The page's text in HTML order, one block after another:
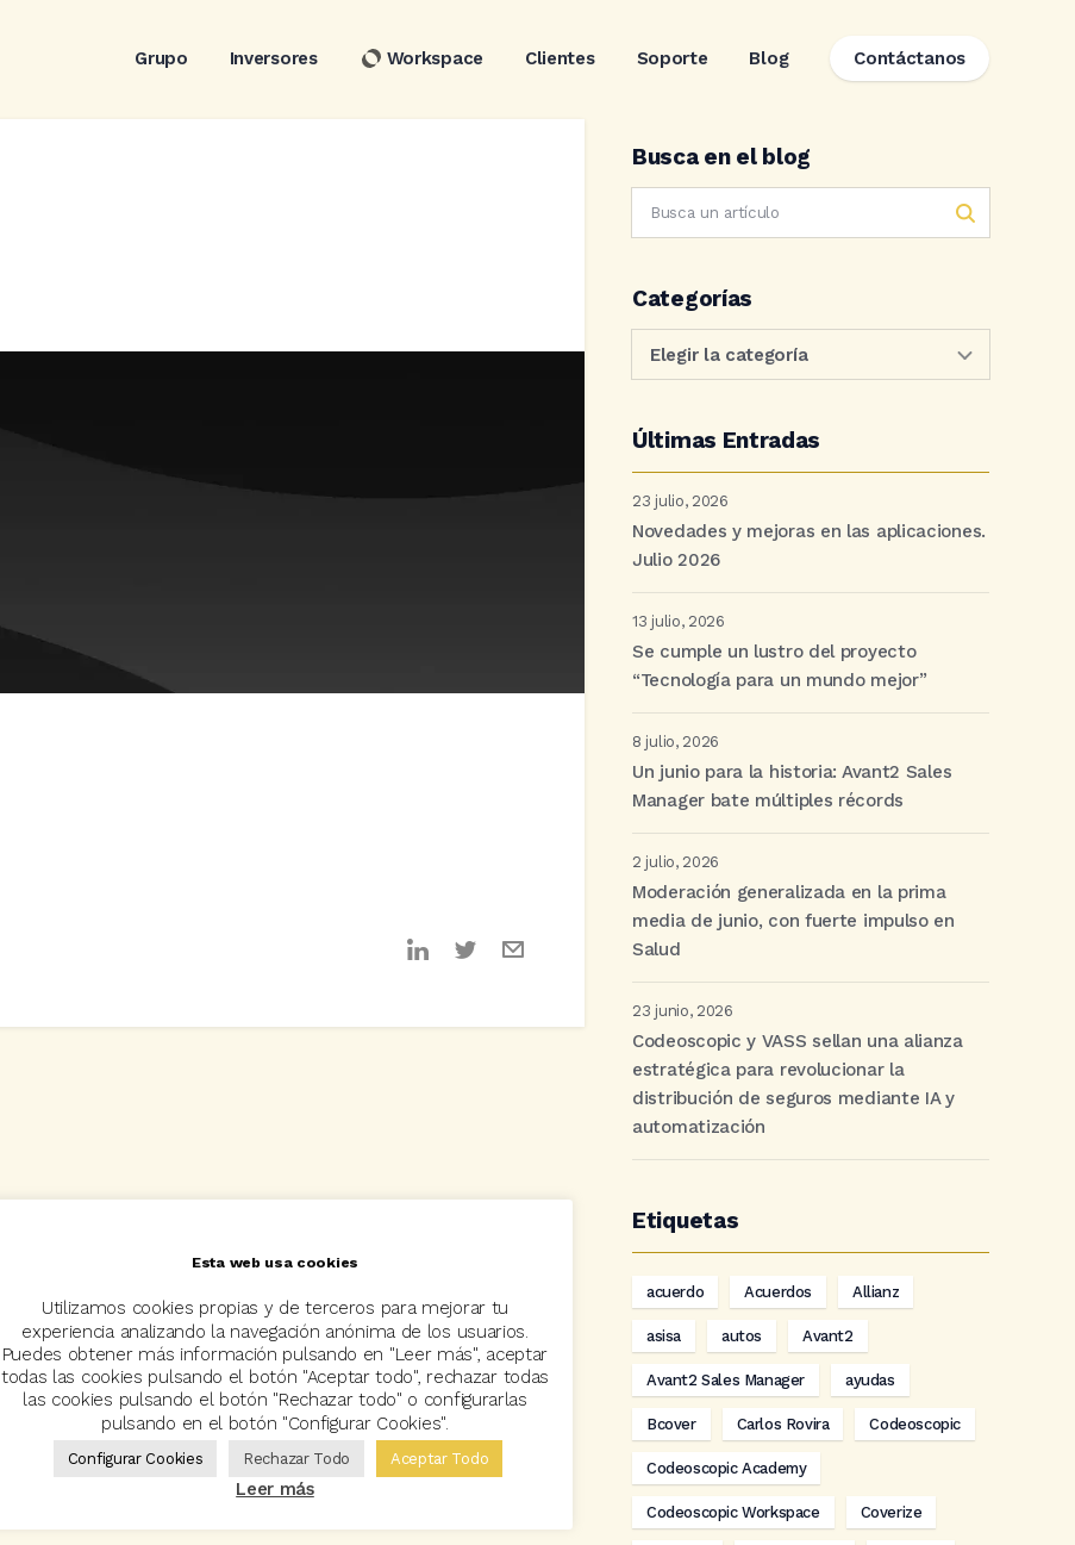
Grupo Inversores Workspace Clientes Soporte Blog Contáctanos
Busca en el blog
Categorías
Últimas Entradas
23 julio, 2026
Novedades y mejoras en las aplicaciones.
Julio 2026
13 julio, 2026
Se cumple un lustro del proyecto
“Tecnología para un mundo mejor”
8 julio, 2026
Un junio para la historia: Avant2 Sales
Manager bate múltiples récords
2 julio, 2026
Moderación generalizada en la prima
media de junio, con fuerte impulso en
Salud
23 junio, 2026
Codeoscopic y VASS sellan una alianza
estratégica para revolucionar la
distribución de seguros mediante IA y
automatización
Etiquetas
acuerdo Acuerdos Allianz
asisa autos Avant2
Avant2 Sales Manager ayudas
Bcover Carlos Rovira Codeoscopic
Codeoscopic Academy
Codeoscopic Workspace Coverize
Esta web usa cookies
Utilizamos cookies propias y de terceros para mejorar tu
experiencia analizando la navegación anónima de los usuarios.
Puedes obtener más información pulsando en "Leer más", aceptar
todas las cookies pulsando el botón "Aceptar todo", rechazar todas
las cookies pulsando el botón "Rechazar todo" o configurarlas
pulsando en el botón "Configurar Cookies".
Configurar Cookies Rechazar Todo Aceptar Todo
Leer más